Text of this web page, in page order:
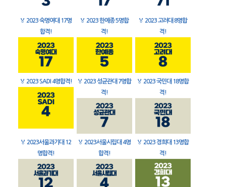
🏅 2023 숙명여대 17명
합격!
🏅 2023 한예종 5명합
격!
🏅 2023 고려대 8명합
격!
🏅 2023 SADI 4명합격! 🏅 2023 성균관대 7명합
격!
🏅 2023 국민대 18명합
격!
🏅 2023서울과기대 12
명합격!
🏅 2023서울시립대 4명
합격!
🏅 2023 경희대 13명합
격!